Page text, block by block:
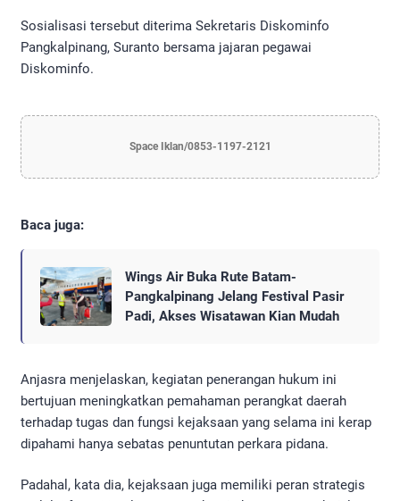
Sosialisasi tersebut diterima Sekretaris Diskominfo
Pangkalpinang, Suranto bersama jajaran pegawai
Diskominfo.
Space Iklan/0853-1197-2121
Baca juga:
Wings Air Buka Rute Batam-
Pangkalpinang Jelang Festival Pasir
Padi, Akses Wisatawan Kian Mudah
Anjasra menjelaskan, kegiatan penerangan hukum ini
bertujuan meningkatkan pemahaman perangkat daerah
terhadap tugas dan fungsi kejaksaan yang selama ini kerap
dipahami hanya sebatas penuntutan perkara pidana.
Padahal, kata dia, kejaksaan juga memiliki peran strategis